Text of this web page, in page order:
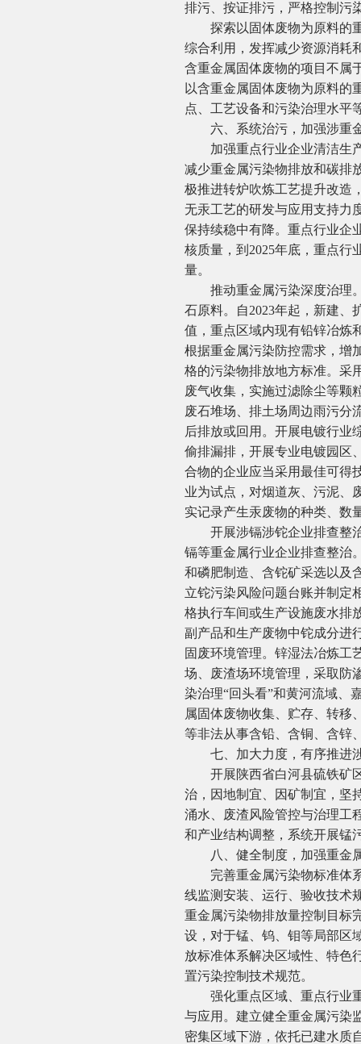
排污、按证排污，严格控制污
探索以固体废物为原料的重
综合利用，发挥减少资源消耗
含重金属固体废物的项目不属
以含重金属固体废物为原料的
点、工艺设备和污染治理水平
六、系统治污，加强涉重
加强重点行业企业清洁生产
减少重金属污染物排放和碳排
极推进转炉吹炼工艺提升改造
无汞工艺的研发与应用支持力
保持续稳中有降。重点行业企
核质量，到2025年底，重点行
量。
推动重金属污染深度治理。
石原料。自2023年起，新建、
值，重点区域内现有铅锌冶炼
根据重金属污染防控需求，增
格的污染物排放地方标准。采
废气收集，实施过滤除尘等颗
废石堆场、排土场周边雨污分
后排放或回用。开展电镀行业
偷排漏排，开展专业电镀园区
合物的企业应当采用最佳可得
业为试点，对烟道灰、污泥、
实记录产生汞废物的种类、数
开展涉镉涉铊企业排查整治
镉等重金属行业企业排查整治
和磷肥制造、含铊矿采选以及
立铊污染风险问题台账并制定
格执行车间或生产设施废水排
副产品和生产废物中铊成分进
固废环境管理。锌湿法冶炼工
场、废渣场环境管理，采取防
染治理“回头看”和黄河流域、
属固体废物收集、贮存、转移
等非法从事含铅、含铜、含锌
七、加大力度，有序推进
开展陕西省白河县硫铁矿区
治，因地制宜、因矿制宜，坚
涌水、废渣风险管控与治理工
和产业结构调整，系统开展锰
八、健全制度，加强重金
完善重金属污染物标准体系
线监测安装、运行、验收技术
重金属污染物排放量控制目标
设，对于锰、钨、钼等局部区
放标准体系解决区域性、特色
置污染控制技术规范。
强化重点区域、重点行业重
与应用。建立健全重金属污染
密集区域下游，依托已建水质